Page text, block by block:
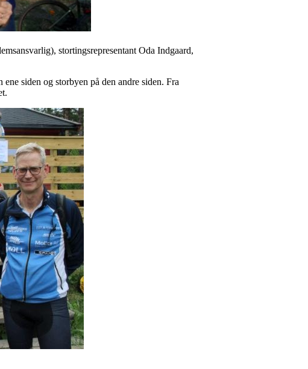
stortingsrepresentant Oda Indgaard,
siden og storbyen på den andre siden. Fra